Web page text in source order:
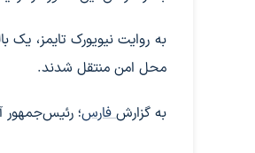
محل امن منتقل شدند.
به گزارشفارس؛ رئیس‌جمهور